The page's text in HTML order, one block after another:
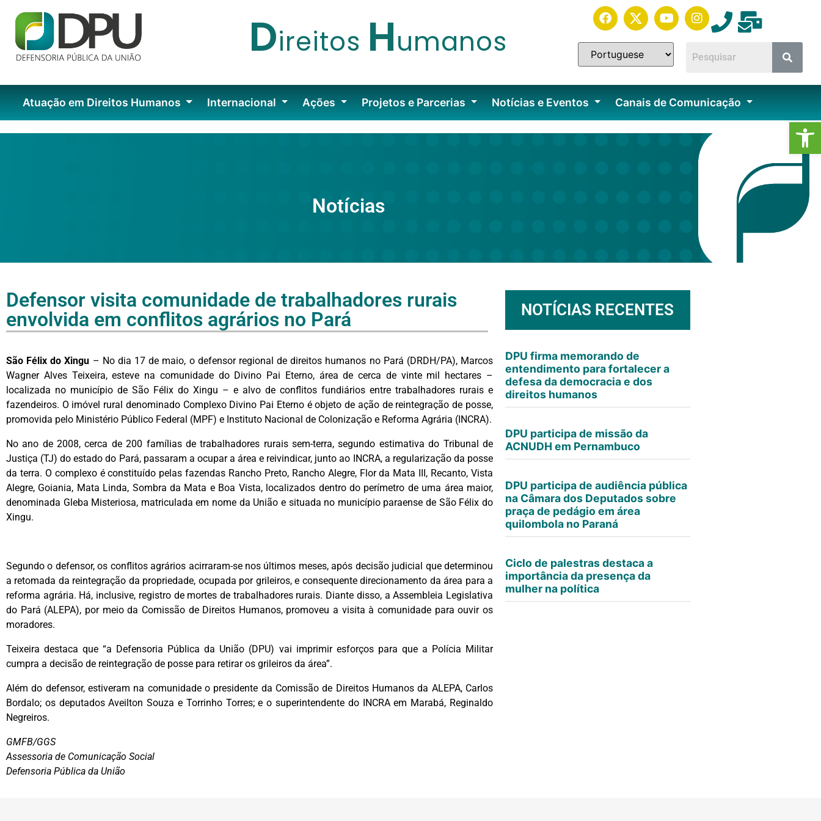
Direitos Humanos
Atuação em Direitos Humanos Internacional Ações Projetos e Parcerias Notícias e Eventos Canais de Comunicação
Notícias
Defensor visita comunidade de trabalhadores rurais
envolvida em conflitos agrários no Pará
São Félix do Xingu – No dia 17 de maio, o defensor regional de direitos humanos no Pará (DRDH/PA), Marcos
Wagner Alves Teixeira, esteve na comunidade do Divino Pai Eterno, área de cerca de vinte mil hectares –
localizada no município de São Félix do Xingu – e alvo de conflitos fundiários entre trabalhadores rurais e
fazendeiros. O imóvel rural denominado Complexo Divino Pai Eterno é objeto de ação de reintegração de posse,
promovida pelo Ministério Público Federal (MPF) e Instituto Nacional de Colonização e Reforma Agrária (INCRA).
No ano de 2008, cerca de 200 famílias de trabalhadores rurais sem-terra, segundo estimativa do Tribunal de
Justiça (TJ) do estado do Pará, passaram a ocupar a área e reivindicar, junto ao INCRA, a regularização da posse
da terra. O complexo é constituído pelas fazendas Rancho Preto, Rancho Alegre, Flor da Mata III, Recanto, Vista
Alegre, Goiania, Mata Linda, Sombra da Mata e Boa Vista, localizados dentro do perímetro de uma área maior,
denominada Gleba Misteriosa, matriculada em nome da União e situada no município paraense de São Félix do
Xingu.
Segundo o defensor, os conflitos agrários acirraram-se nos últimos meses, após decisão judicial que determinou
a retomada da reintegração da propriedade, ocupada por grileiros, e consequente direcionamento da área para a
reforma agrária. Há, inclusive, registro de mortes de trabalhadores rurais. Diante disso, a Assembleia Legislativa
do Pará (ALEPA), por meio da Comissão de Direitos Humanos, promoveu a visita à comunidade para ouvir os
moradores.
Teixeira destaca que “a Defensoria Pública da União (DPU) vai imprimir esforços para que a Polícia Militar
cumpra a decisão de reintegração de posse para retirar os grileiros da área”.
Além do defensor, estiveram na comunidade o presidente da Comissão de Direitos Humanos da ALEPA, Carlos
Bordalo; os deputados Aveilton Souza e Torrinho Torres; e o superintendente do INCRA em Marabá, Reginaldo
Negreiros.
GMFB/GGS
Assessoria de Comunicação Social
Defensoria Pública da União
NOTÍCIAS RECENTES
DPU firma memorando de
entendimento para fortalecer a
defesa da democracia e dos
direitos humanos
DPU participa de missão da
ACNUDH em Pernambuco
DPU participa de audiência pública
na Câmara dos Deputados sobre
praça de pedágio em área
quilombola no Paraná
Ciclo de palestras destaca a
importância da presença da
mulher na política